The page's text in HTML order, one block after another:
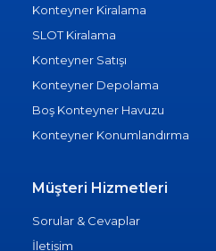
Konteyner Kiralama
SLOT Kiralama
Konteyner Satışı
Konteyner Depolama
Boş Konteyner Havuzu
Konteyner Konumlandırma
Müşteri Hizmetleri
Sorular & Cevaplar
İletişim